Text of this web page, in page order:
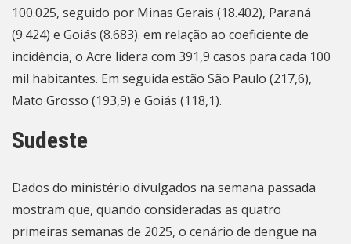
100.025, seguido por Minas Gerais (18.402), Paraná
(9.424) e Goiás (8.683). em relação ao coeficiente de
incidência, o Acre lidera com 391,9 casos para cada 100
mil habitantes. Em seguida estão São Paulo (217,6),
Mato Grosso (193,9) e Goiás (118,1).
Sudeste
Dados do ministério divulgados na semana passada
mostram que, quando consideradas as quatro
primeiras semanas de 2025, o cenário de dengue na